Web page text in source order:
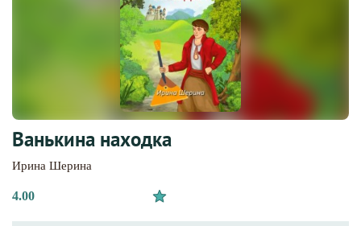
Ванькина находка
Ирина Шерина
4.00